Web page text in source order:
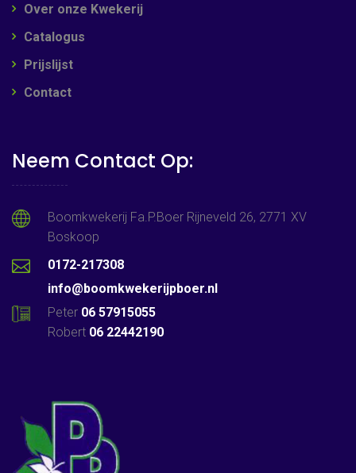
Over onze Kwekerij
Catalogus
Prijslijst
Contact
Neem Contact Op:
Boomkwekerij Fa.P.Boer Rijneveld 26, 2771 XV
Boskoop
0172-217308
info@boomkwekerijpboer.nl
Peter 06 57915055
Robert 06 22442190